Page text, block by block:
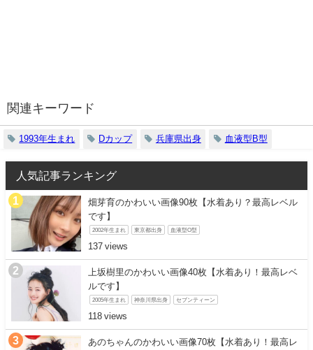
関連キーワード
1993年生まれ Dカップ 兵庫県出身 血液型B型
人気記事ランキング
畑芽育のかわいい画像90枚【水着あり？最高レベル
です】
2002年生まれ 東京都出身 血液型O型
137
上坂樹里のかわいい画像40枚【水着あり！最高レベ
ルです】
2005年生まれ 神奈川県出身 セブンティーン
118
あのちゃんのかわいい画像70枚【水着あり！最高レ